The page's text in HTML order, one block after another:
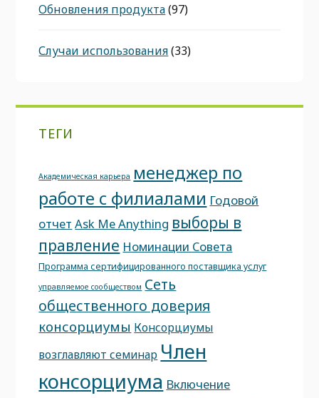
Обновления продукта(97)
Случаи использования(33)
ТЕГИ
Академическая карьера менеджер по
работе с филиалами Годовой
отчет Ask Me Anything выборы в
правление Номинации Совета
Программа сертифицированного поставщика услуг
управляемое сообществом Сеть
общественного доверия
консорциумы Консорциумы
возглавляют семинар Член
консорциума Включение